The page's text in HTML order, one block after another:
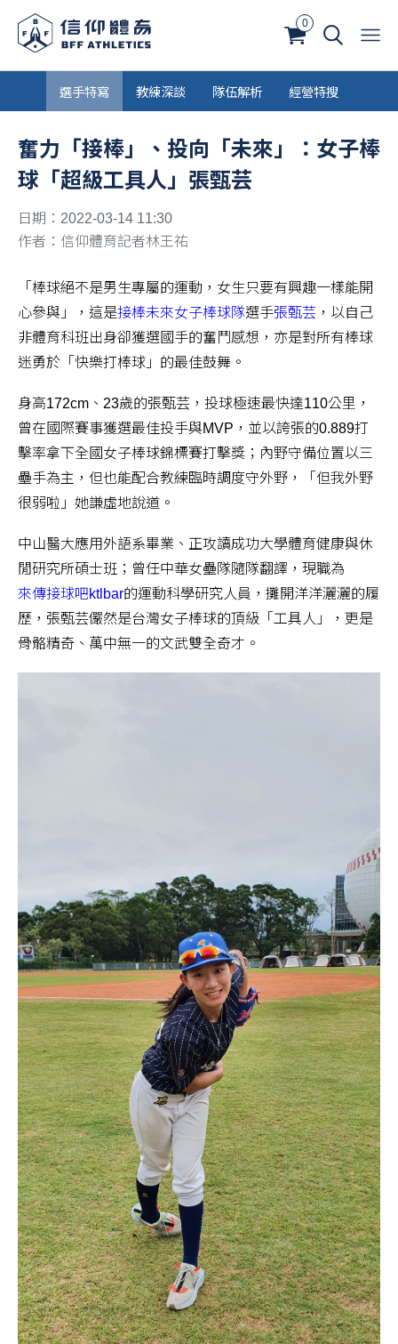
0
選手特寫 教練深談 隊伍解析 經營特搜
奮力「接棒」、投向「未來」：女子棒
球「超級工具人」張甄芸
日期：2022-03-14 11:30
作者：信仰體育記者林王祐
「棒球絕不是男生專屬的運動，女生只要有興趣一樣能開
心參與」，這是接棒未來女子棒球隊選手張甄芸 ，以自己
非體育科班出身卻獲選國手的奮鬥感想，亦是對所有棒球
迷勇於「快樂打棒球」的最佳鼓舞。
身高172cm、23歲的張甄芸，投球極速最快達110公里，
曾在國際賽事獲選最佳投手與MVP，並以誇張的0.889打
擊率拿下全國女子棒球錦標賽打擊獎；內野守備位置以三
壘手為主，但也能配合教練臨時調度守外野，「但我外野
很弱啦」她謙虛地說道。
中山醫大應用外語系畢業、正攻讀成功大學體育健康與休
閒研究所碩士班；曾任中華女壘隊隨隊翻譯，現職為
來傳接球吧ktlbar的運動科學研究人員，攤開洋洋灑灑的履
歷，張甄芸儼然是台灣女子棒球的頂級「工具人」，更是
骨骼精奇、萬中無一的文武雙全奇才。